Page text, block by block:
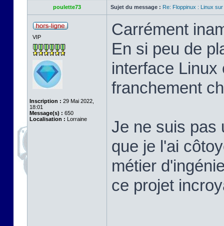
poulette73 Sujet du message : Re: Floppinux : Linux
VIP
Inscription : 29 Mai 2022,
18:01
Message(s) : 650
Localisation : Lorraine
Carrément
En si peu de
interface Linux
franchement
Je ne suis pas
que je l'ai
métier
ce projet